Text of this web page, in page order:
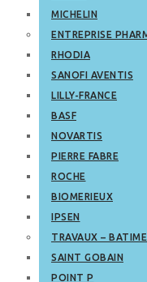
MICHELIN
ENTREPRISE
RHODIA
SANOFI AVENTIS
LILLY-FRANCE
BASF
NOVARTIS
PIERRE FABRE
ROCHE
BIOMERIEUX
IPSEN
TRAVAUX –
SAINT GOBAIN
POINT P